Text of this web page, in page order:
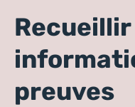
Recueillir
preuves